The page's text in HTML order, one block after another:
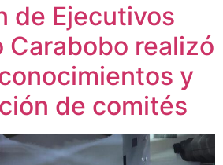
de Ejecutivos
Carabobo realizó
y
de comités